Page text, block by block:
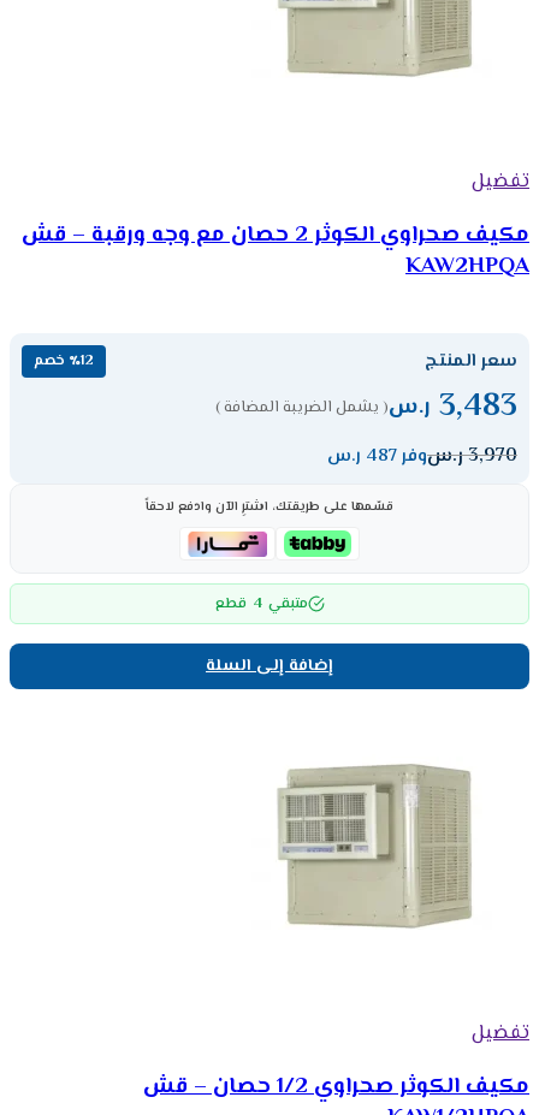
تفضيل
مكيف صحراوي الكوثر 2 حصان مع وجه ورقبة – قش
KAW2HPQA
سعر المنتج ٪12 خصم
3,483 ر.س( يشمل الضريبة المضافة )
3,970ر.سوفر 487 ر.س
قسّمها على طريقتك، اشترِ الآن وادفع لاحقاً
متبقي 4 قطع
إضافة إلى السلة
تفضيل
مكيف الكوثر صحراوي 1/2 حصان – قش